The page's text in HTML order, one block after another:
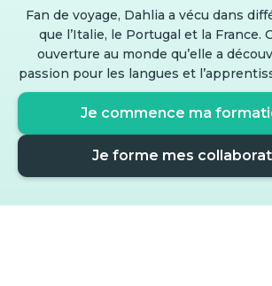
Fan de voyage, Dahlia a vécu dans
que l’Italie, le Portugal et la France.
ouverture au monde qu’elle a
passion pour les langues et
Je commence ma
Je forme mes